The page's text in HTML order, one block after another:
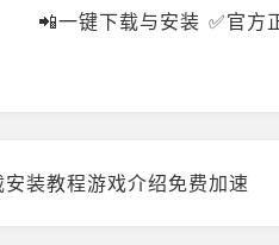
📲一键下载与安装 ✅官方
安装教程游戏介绍免费加速